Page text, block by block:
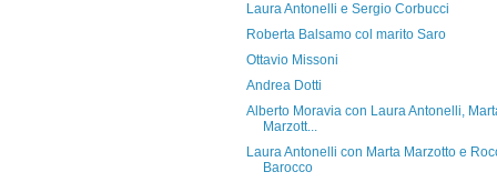
Laura Antonelli e Sergio Corbucci
Roberta Balsamo col marito Saro
Ottavio Missoni
Andrea Dotti
Alberto Moravia con Laura Antonelli,
Marzott...
Laura Antonelli con Marta Marzotto e
Barocco